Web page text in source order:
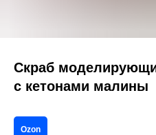
Скраб
с кетонами малины
Ozon